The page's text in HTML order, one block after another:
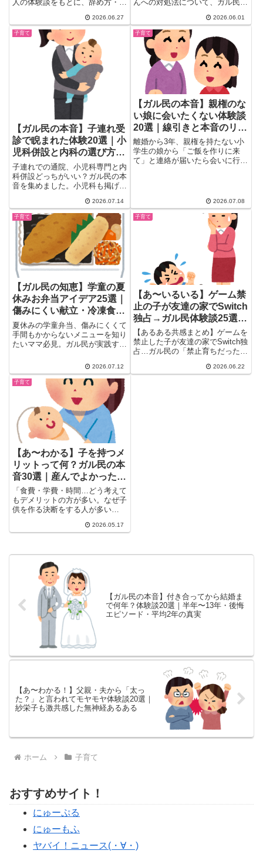
人の体験談をもとに、辞め方・ク
悔」まで解説。吹奏楽未経験入部
のリスクや夏休み前に辞めるべき
理由も。子育て世代のお母さん必
2026.06.27
んへの対処法について、ガル民
車・乗前の約束・立つことを成功
体験にする方法など、実際に効い
た先輩ママたちの知恵20選を一
気にご紹介。
2026.06.01
子育て
【ガル民の本音】子連れ受
診で睨まれた体験20選｜小
児科併設と内科の選び方ま
とめ
子連れでの通院、小児科専門と内
科併設どっちがいい？ガル民の本
音を集めました。小児科も掲げる
という意見から、田舎の病院事
情・呼び出しシステムの改善案・
待合室での自衛グッズまで、体験
談ベースのリアルな声を幅広く紹
介します。
2026.07.14
子育て
【ガル民の本音】親権のな
い娘に会いたくない体験談
20選｜線引きと本音のリア
ルまとめ
離婚から3年、親権を持たない小
学生の娘から「ご飯を作りに来
て」と連絡が届いたら会いに行き
しても見つからないリアルな本音
議論を一挙にまとめました。線引
きに悩む方は必見です。
2026.07.08
子育て
【ガル民の知恵】学童の夏
休みお弁当アイデア25選｜
傷みにくい献立・冷凍食品
活用術まとめ
夏休みの学童弁当、傷みにくくて
手間もかからないメニューを知り
たいママ必見。ガル民が実践する
になるおかず、丼・麺・パンの飽
きないローテーション、給食や仕
出し弁当という選択肢まで、リア
ルな体験談25選をまとめて紹介
2026.07.12
子育て
【あ〜いるいる】ゲーム禁
止の子が友達の家でSwitch
独占→ガル民体験談25選｜
禁止育ちの反動と子育ての
リアル
【あるある共感まとめ】ゲームを
禁止した子が友達の家でSwitch独
占…ガル民の「禁止育ちだった」
立・友達との格差・大人になって
2026.06.22
子育て
【あ〜わかる】子を持つメ
リットって何？ガル民の本
音30選｜産んでよかった・
産まなくてよかった両論
「食費・学費・時間…どう考えて
もデメリットの方が多い。なぜ子
供を作る決断をする人が多い
2026.05.17
【ガル民の本音】付き合ってから結婚ま
で何年？体験談20選｜半年〜13年・後悔
エピソード・平均2年の真実
【あ〜わかる！】父親・夫から「太っ
た？」と言われてモヤモヤ体験談20選｜
紗栄子も激共感した無神経あるある
ホーム 子育て
おすすめサイト！
にゅーぷる
にゅーもふ
ヤバイ！ニュース(・∀・)